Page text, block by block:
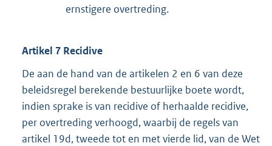
ernstigere overtreding.
Artikel 7 Recidive
De aan de hand van de artikelen 2 en 6 van deze
beleidsregel berekende bestuurlijke boete wordt,
indien sprake is van recidive of herhaalde recidive,
per overtreding verhoogd, waarbij de regels van
artikel 19d, tweede tot en met vierde lid, van de Wet